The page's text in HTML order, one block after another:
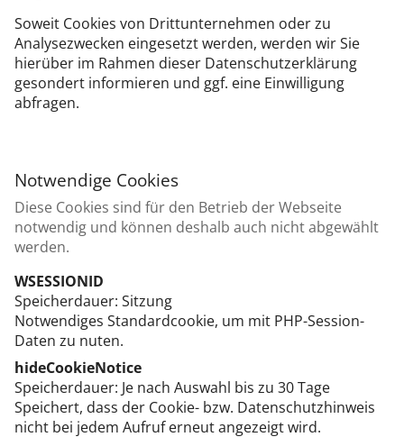
Soweit Cookies von Drittunternehmen oder zu
Analysezwecken eingesetzt werden, werden wir Sie
hierüber im Rahmen dieser Datenschutzerklärung
gesondert informieren und ggf. eine Einwilligung
abfragen.
Notwendige Cookies
Diese Cookies sind für den Betrieb der Webseite
notwendig und können deshalb auch nicht abgewählt
werden.
WSESSIONID
Speicherdauer Sitzung
Notwendiges Standardcookie, um mit PHP-Session-
Daten zu nuten.
hideCookieNotice
Speicherdauer Je nach Auswahl bis zu 30 Tage
Speichert, dass der Cookie- bzw. Datenschutzhinweis
nicht bei jedem Aufruf erneut angezeigt wird.